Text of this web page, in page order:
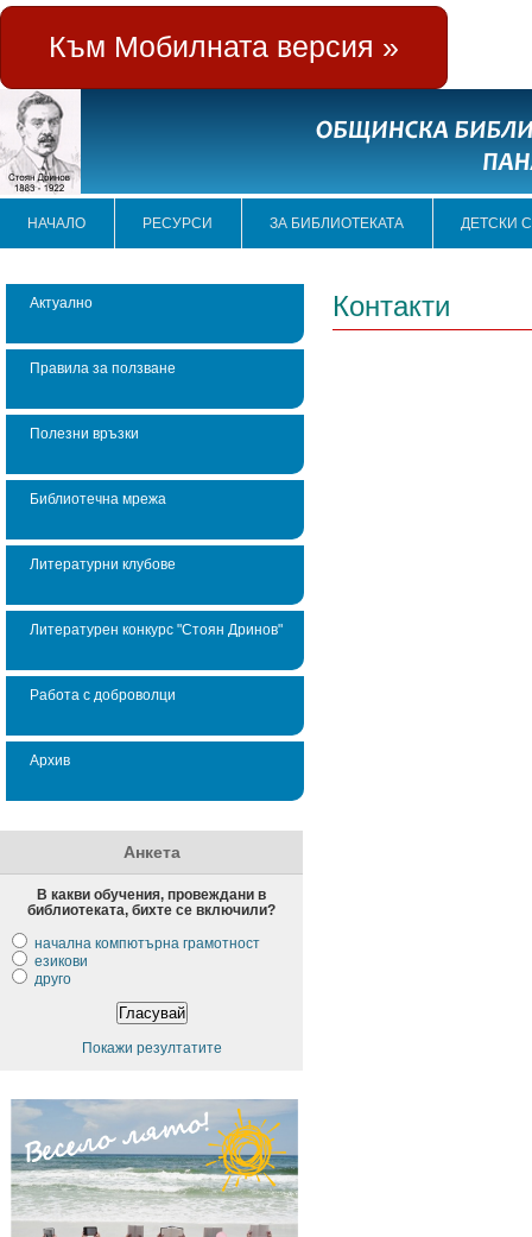
Към Мобилната версия »
НАЧАЛО РЕСУРСИ ЗА БИБЛИОТЕКАТА ДЕТСКИ
Актуално
Правила за ползване
Полезни връзки
Библиотечна мрежа
Литературни клубове
Литературен конкурс "Стоян Дринов"
Работа с доброволци
Архив
Анкета
В какви обучения, провеждани в
библиотеката, бихте се включили?
начална компютърна грамотност
езикови
друго
Покажи резултатите
Контакти